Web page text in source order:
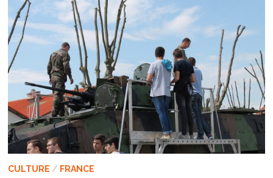
CULTURE / FRANCE